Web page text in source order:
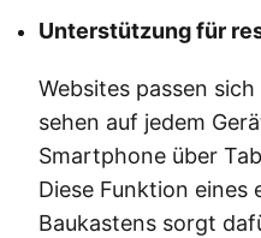
Unterstützung für
Websites passen
sehen auf jedem
Smartphone über
Diese Funktion eines
Baukastens sorgt